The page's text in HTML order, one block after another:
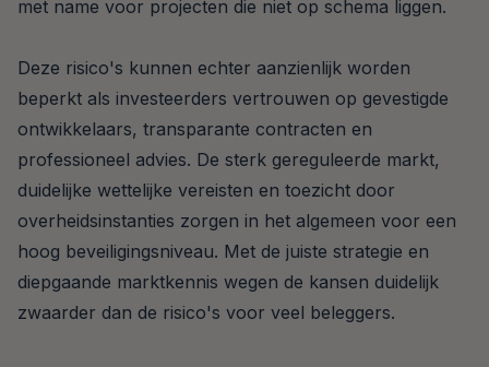
met name voor projecten die niet op schema liggen.
Deze risico's kunnen echter aanzienlijk worden
beperkt als investeerders vertrouwen op gevestigde
ontwikkelaars, transparante contracten en
professioneel advies. De sterk gereguleerde markt,
duidelijke wettelijke vereisten en toezicht door
overheidsinstanties zorgen in het algemeen voor een
hoog beveiligingsniveau. Met de juiste strategie en
diepgaande marktkennis wegen de kansen duidelijk
zwaarder dan de risico's voor veel beleggers.